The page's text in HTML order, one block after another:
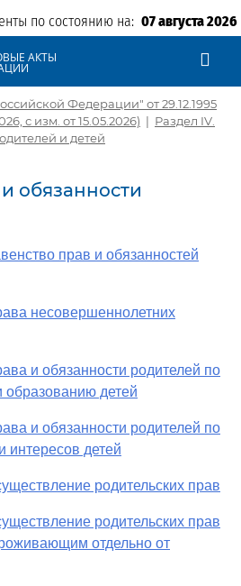
по состоянию на: 07 августа 2026
АКТЫ
Федерации" от 29.12.1995
с изм. от 15.05.2026) | Раздел IV.
и детей
и обязанности
прав и обязанностей
несовершеннолетних
и обязанности родителей по
образованию детей
и обязанности родителей по
интересов детей
родительских прав
родительских прав
отдельно от